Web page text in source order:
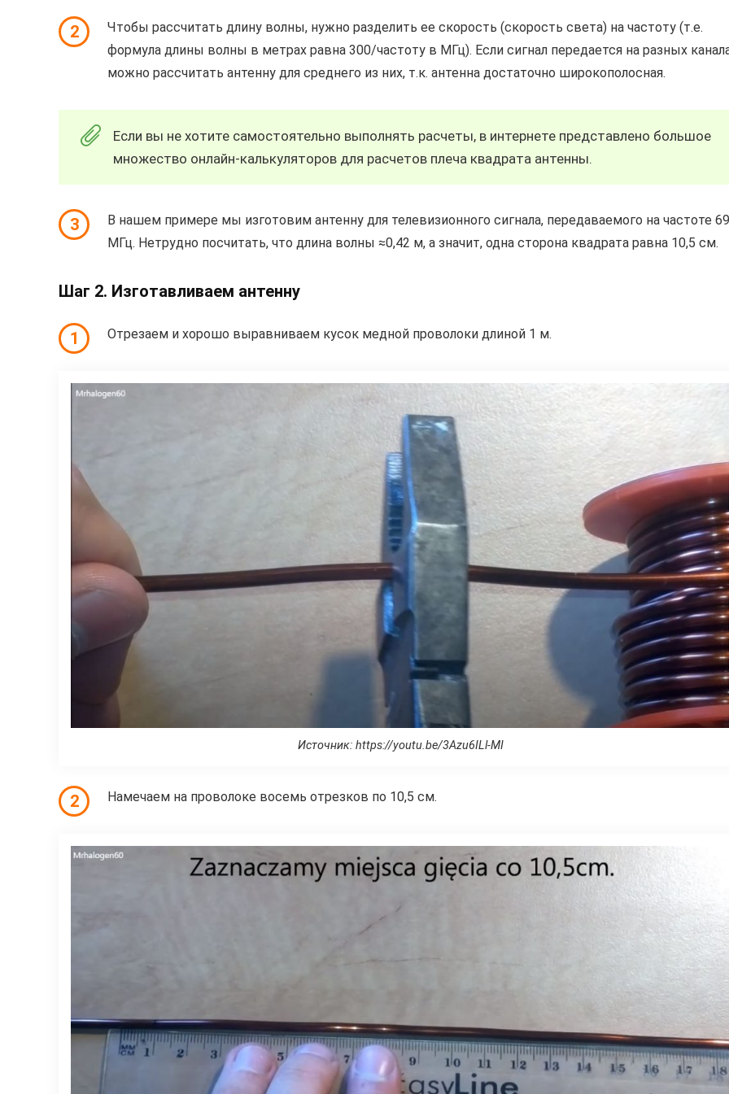
2
Чтобы рассчитать длину волны, нужно разделить ее скорость (скорость света) на частоту (т.е.
формула длины волны в метрах равна 300/частоту в МГц). Если сигнал передается на разных
можно рассчитать антенну для среднего из них, т.к. антенна достаточно широкополосная.
Если вы не хотите самостоятельно выполнять расчеты, в интернете представлено большое
множество онлайн-калькуляторов для расчетов плеча квадрата антенны.
3
В нашем примере мы изготовим антенну для телевизионного сигнала, передаваемого на частоте
МГц. Нетрудно посчитать, что длина волны ≈0,42 м, а значит, одна сторона квадрата равна 10,5 см.
Шаг 2. Изготавливаем антенну
1 Отрезаем и хорошо выравниваем кусок медной проволоки длиной 1 м.
Источник: https://youtu.be/3Azu6ILl-MI
2 Намечаем на проволоке восемь отрезков по 10,5 см.